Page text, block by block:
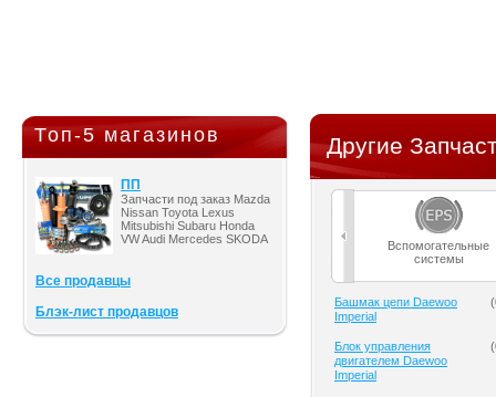
Топ-5 магазинов
ПП
Запчасти под заказ Mazda
Nissan Toyota Lexus
Mitsubishi Subaru Honda
VW Audi Mercedes SKODA
Все продавцы
Блэк-лист продавцов
Другие
Вспомогательные
системы
Башмак цепи Daewoo
Imperial
(
Блок управления
двигателем Daewoo
Imperial
(